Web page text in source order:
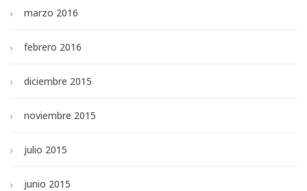
marzo 2016
febrero 2016
diciembre 2015
noviembre 2015
julio 2015
junio 2015